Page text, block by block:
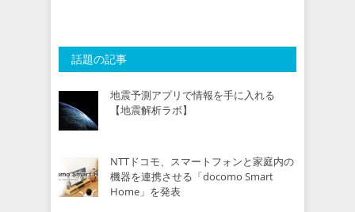
話題の記事
地震予測アプリで情報を手に入れる
【地震解析ラボ】
NTTドコモ、スマートフォンと家庭内の
機器を連携させる「docomo Smart
Home」を発表